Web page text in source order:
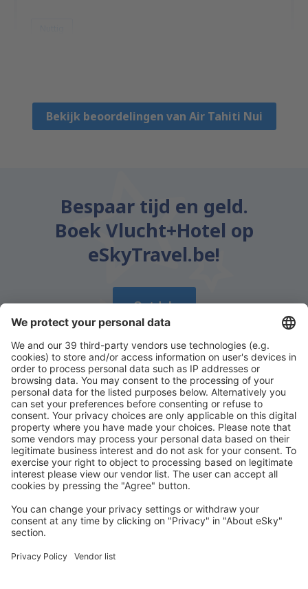
Bekijk beoordelingen van Air Tahiti Nui
Bespaar tijd en geld.
Boek Vlucht+Hotel op
eSkyTravel.be!
Ontdek
Download onze appen plan gemakkelijk uw
reizen